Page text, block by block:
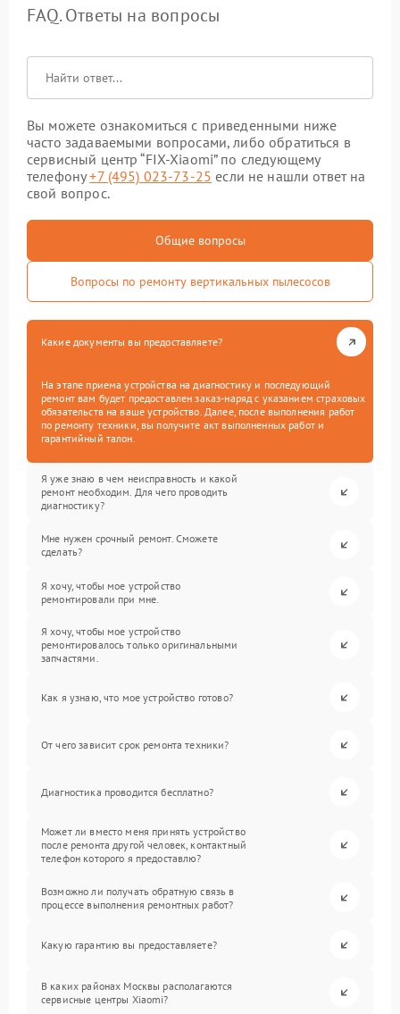
FAQ. Ответы на вопросы
Вы можете ознакомиться с приведенными ниже
часто задаваемыми вопросами, либо обратиться в
сервисный центр “FIX-Xiaomi” по следующему
телефону+7 (495) 023-73-25 если не нашли ответ на
свой вопрос.
Общие вопросы
Вопросы по ремонту вертикальных пылесосов
Какие документы вы предоставляете?
На этапе приема устройства на диагностику и последующий
ремонт вам будет предоставлен заказ-наряд с указанием страховых
обязательств на ваше устройство. Далее, после выполнения работ
по ремонту техники, вы получите акт выполненных работ и
гарантийный талон.
Я уже знаю в чем неисправность и какой
ремонт необходим. Для чего проводить
диагностику?
Мне нужен срочный ремонт. Сможете
сделать?
Я хочу, чтобы мое устройство
ремонтировали при мне.
Я хочу, чтобы мое устройство
ремонтировалось только оригинальными
запчастями.
Как я узнаю, что мое устройство готово?
От чего зависит срок ремонта техники?
Диагностика проводится бесплатно?
Может ли вместо меня принять устройство
после ремонта другой человек, контактный
телефон которого я предоставлю?
Возможно ли получать обратную связь в
процессе выполнения ремонтных работ?
Какую гарантию вы предоставляете?
В каких районах Москвы располагаются
сервисные центры Xiaomi?